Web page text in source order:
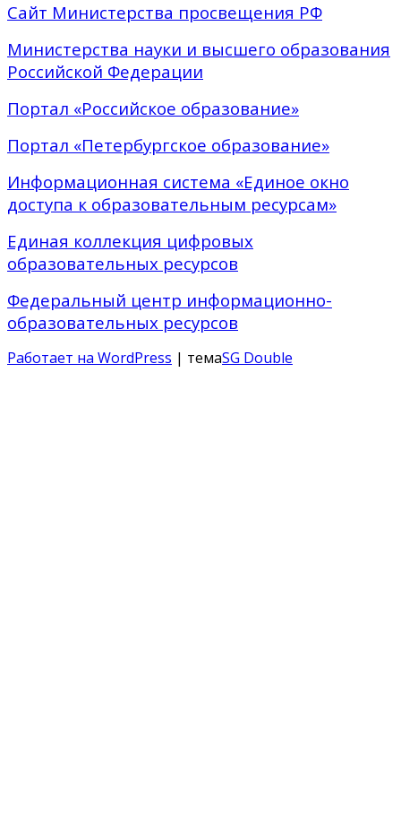
Сайт Министерства просвещения РФ
Министерства науки и высшего образования
Российской Федерации
Портал «Российское образование»
Портал «Петербургское образование»
Информационная система «Единое окно
доступа к образовательным ресурсам»
Единая коллекция цифровых
образовательных ресурсов
Федеральный центр информационно-
образовательных ресурсов
Работает на WordPress | темаSG Double